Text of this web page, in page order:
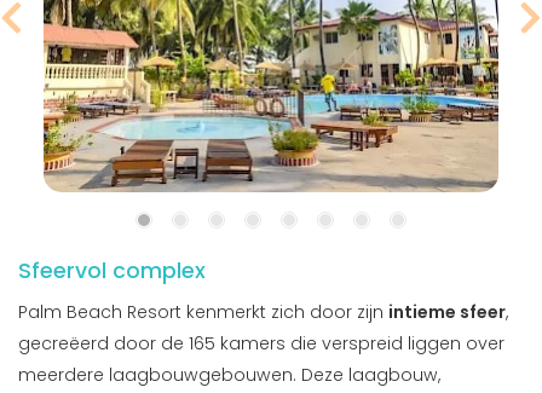
Sfeervol complex
Palm Beach Resort kenmerkt zich door zijn intieme sfeer,
gecreëerd door de 165 kamers die verspreid liggen over
meerdere laagbouwgebouwen. Deze laagbouw,